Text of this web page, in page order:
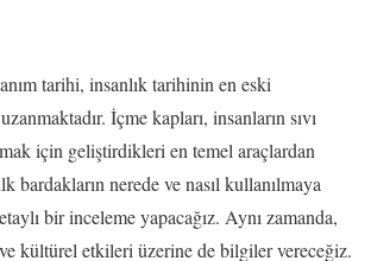
tarihi, insanlık tarihinin en eski
İçme kapları, insanların sıvı
için geliştirdikleri en temel araçlardan
bardakların nerede ve nasıl kullanılmaya
bir inceleme yapacağız. Aynı zamanda,
kültürel etkileri üzerine de bilgiler vereceğiz.